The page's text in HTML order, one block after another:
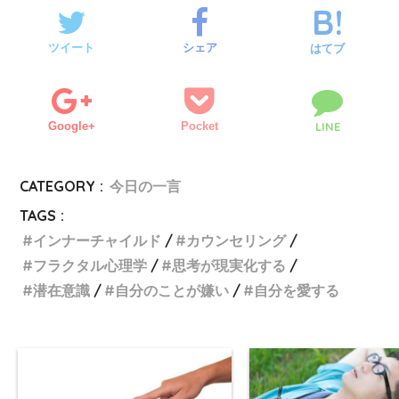
ツイート シェア はてブ
Google+ Pocket LINE
CATEGORY : 今日の一言
TAGS :
インナーチャイルド
カウンセリング
フラクタル心理学
思考が現実化する
潜在意識
自分のことが嫌い 自分を愛する